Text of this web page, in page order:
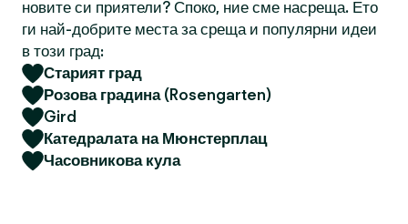
новите си приятели? Споко, ние сме насреща. Ето
ги най-добрите места за среща и популярни идеи
в този град:
Старият град
Розова градина (Rosengarten)
Gird
Катедралата на Мюнстерплац
Часовникова кула